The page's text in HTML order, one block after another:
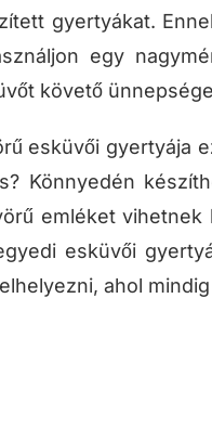
gyertyákat.
egy
követő
esküvői gyertyája
Könnyedén
emléket
esküvői
ahol